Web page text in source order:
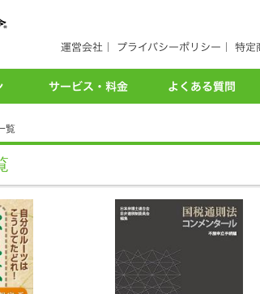
覧